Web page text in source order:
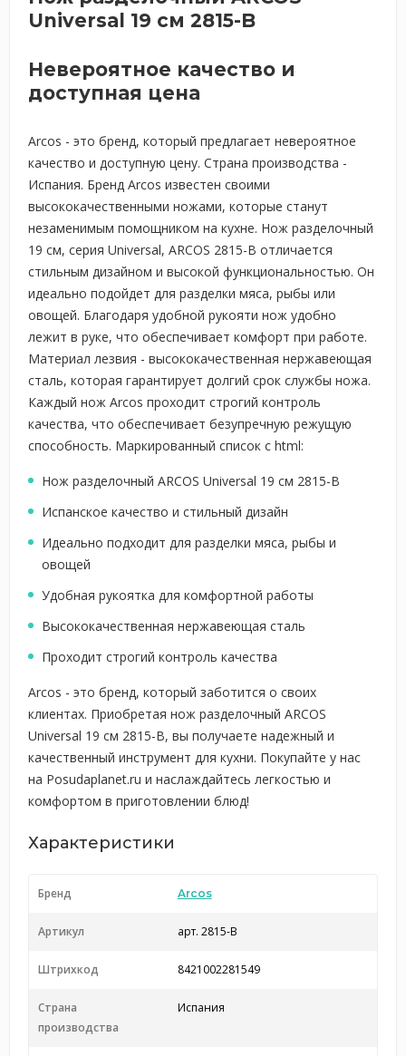
Universal 19 см 2815-B
Невероятное качество и
доступная цена
Arcos - это бренд, который предлагает невероятное
качество и доступную цену. Страна производства -
Испания. Бренд Arcos известен своими
высококачественными ножами, которые станут
незаменимым помощником на кухне. Нож разделочный
19 см, серия Universal, ARCOS 2815-B отличается
стильным дизайном и высокой функциональностью. Он
идеально подойдет для разделки мяса, рыбы или
овощей. Благодаря удобной рукояти нож удобно
лежит в руке, что обеспечивает комфорт при работе.
Материал лезвия - высококачественная нержавеющая
сталь, которая гарантирует долгий срок службы ножа.
Каждый нож Arcos проходит строгий контроль
качества, что обеспечивает безупречную режущую
способность. Маркированный список с html:
Нож разделочный ARCOS Universal 19 см 2815-B
Испанское качество и стильный дизайн
Идеально подходит для разделки мяса, рыбы и
овощей
Удобная рукоятка для комфортной работы
Высококачественная нержавеющая сталь
Проходит строгий контроль качества
Arcos - это бренд, который заботится о своих
клиентах. Приобретая нож разделочный ARCOS
Universal 19 см 2815-B, вы получаете надежный и
качественный инструмент для кухни. Покупайте у нас
на Posudaplanet.ru и наслаждайтесь легкостью и
комфортом в приготовлении блюд!
Характеристики
Бренд Arcos
Артикул арт. 2815-B
Штрихкод 8421002281549
Страна
производства
Испания